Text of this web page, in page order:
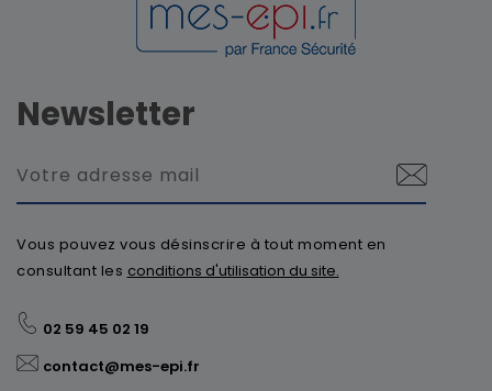
Newsletter
Vous pouvez vous désinscrire à tout moment en
consultant les conditions d'utilisation du site.
02 59 45 02 19
contact@mes-epi.fr